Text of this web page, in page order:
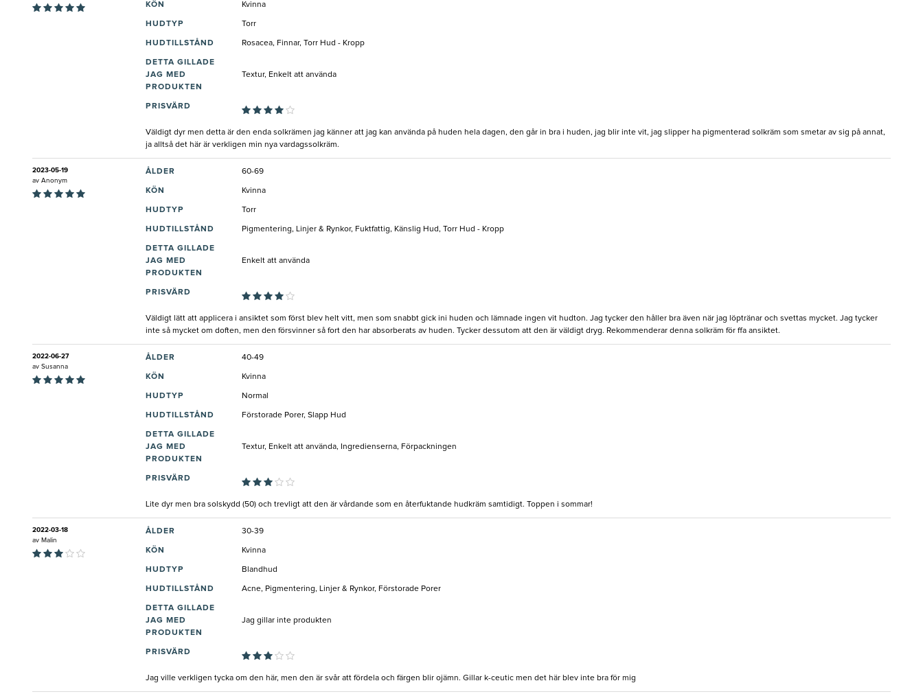
KÖN Kvinna
HUDTYP Torr
HUDTILLSTÅND Rosacea, Finnar, Torr Hud - Kropp
DETTA GILLADE
JAG MED
PRODUKTEN
Textur, Enkelt att använda
PRISVÄRD
Väldigt dyr men detta är den enda solkrämen jag känner att jag kan använda på huden hela dagen, den går in bra i huden, jag blir inte vit, jag slipper ha pigmenterad solkräm som smetar av sig på annat,
ja alltså det här är verkligen min nya vardagssolkräm.
2023-05-19
av Anonym
ÅLDER 60-69
KÖN Kvinna
HUDTYP Torr
HUDTILLSTÅND Pigmentering, Linjer & Rynkor, Fuktfattig, Känslig Hud, Torr Hud - Kropp
DETTA GILLADE
JAG MED
PRODUKTEN
Enkelt att använda
PRISVÄRD
Väldigt lätt att applicera i ansiktet som först blev helt vitt, men som snabbt gick ini huden och lämnade ingen vit hudton. Jag tycker den håller bra även när jag löptränar och svettas mycket. Jag tycker
inte så mycket om doften, men den försvinner så fort den har absorberats av huden. Tycker dessutom att den är väldigt dryg. Rekommenderar denna solkräm för ffa ansiktet.
2022-06-27
av Susanna
ÅLDER 40-49
KÖN Kvinna
HUDTYP Normal
HUDTILLSTÅND Förstorade Porer, Slapp Hud
DETTA GILLADE
JAG MED
PRODUKTEN
Textur, Enkelt att använda, Ingredienserna, Förpackningen
PRISVÄRD
Lite dyr men bra solskydd (50) och trevligt att den är vårdande som en återfuktande hudkräm samtidigt. Toppen i sommar!
2022-03-18
av Malin
ÅLDER 30-39
KÖN Kvinna
HUDTYP Blandhud
HUDTILLSTÅND Acne, Pigmentering, Linjer & Rynkor, Förstorade Porer
DETTA GILLADE
JAG MED
PRODUKTEN
Jag gillar inte produkten
PRISVÄRD
Jag ville verkligen tycka om den här, men den är svår att fördela och färgen blir ojämn. Gillar k-ceutic men det här blev inte bra för mig